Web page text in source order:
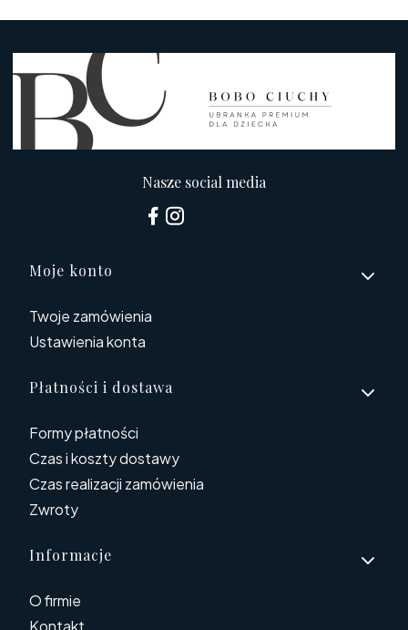
Nasze social media
Linki w stopce
Moje konto
Twoje zamówienia
Ustawienia konta
Płatności i dostawa
Formy płatności
Czas i koszty dostawy
Czas realizacji zamówienia
Zwroty
Informacje
O firmie
Kontakt